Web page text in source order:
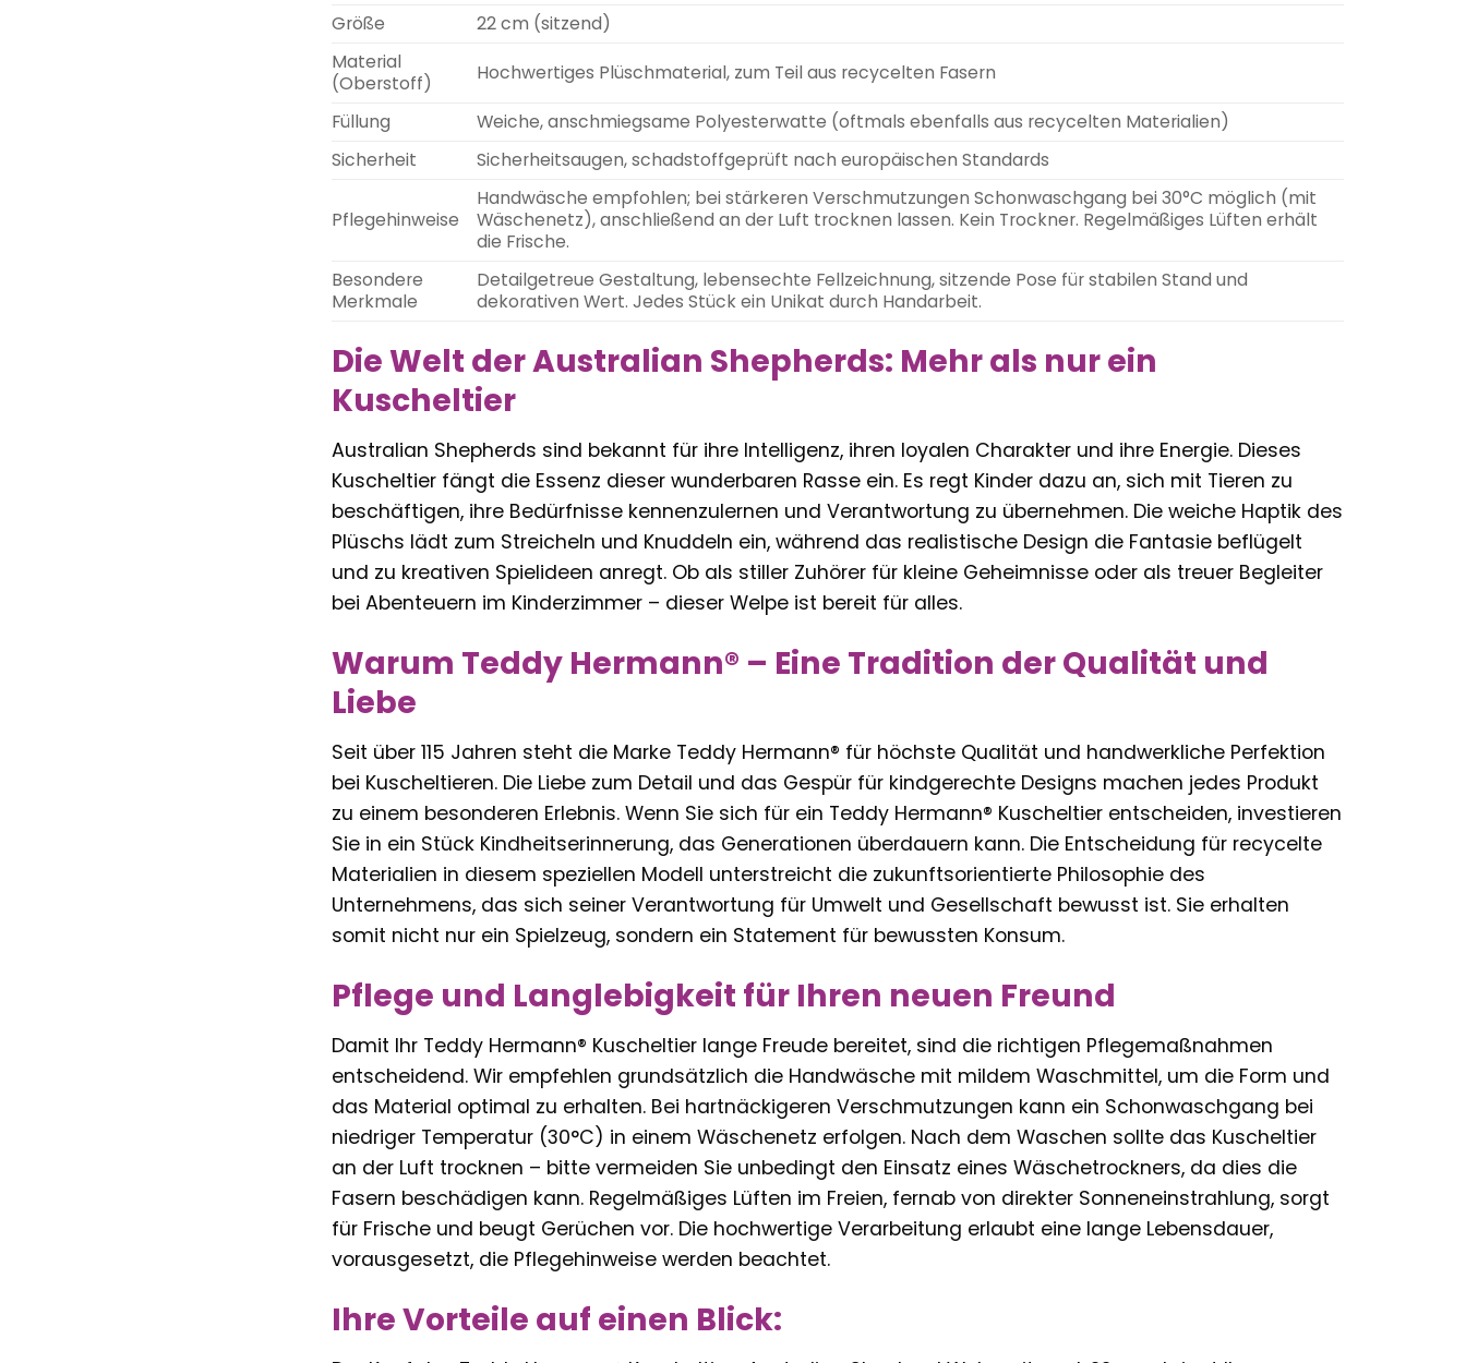
Größe
22 cm (sitzend)
Material
(Oberstoff)
Hochwertiges Plüschmaterial, zum Teil aus recycelten Fasern
Füllung
Weiche, anschmiegsame Polyesterwatte (oftmals ebenfalls aus recycelten Materialien)
Sicherheit
Sicherheitsaugen, schadstoffgeprüft nach europäischen Standards
Pflegehinweise
Handwäsche empfohlen; bei stärkeren Verschmutzungen Schonwaschgang bei 30°C möglich (mit
Wäschenetz), anschließend an der Luft trocknen lassen. Kein Trockner. Regelmäßiges Lüften erhält
die Frische.
Besondere
Merkmale
Detailgetreue Gestaltung, lebensechte Fellzeichnung, sitzende Pose für stabilen Stand und
dekorativen Wert. Jedes Stück ein Unikat durch Handarbeit.
Die Welt der Australian Shepherds: Mehr als nur ein
Kuscheltier
Australian Shepherds sind bekannt für ihre Intelligenz, ihren loyalen Charakter und ihre Energie. Dieses
Kuscheltier fängt die Essenz dieser wunderbaren Rasse ein. Es regt Kinder dazu an, sich mit Tieren zu
beschäftigen, ihre Bedürfnisse kennenzulernen und Verantwortung zu übernehmen. Die weiche Haptik des
Plüschs lädt zum Streicheln und Knuddeln ein, während das realistische Design die Fantasie beflügelt
und zu kreativen Spielideen anregt. Ob als stiller Zuhörer für kleine Geheimnisse oder als treuer Begleiter
bei Abenteuern im Kinderzimmer – dieser Welpe ist bereit für alles.
Warum Teddy Hermann® – Eine Tradition der Qualität und
Liebe
Seit über 115 Jahren steht die Marke Teddy Hermann® für höchste Qualität und handwerkliche Perfektion
bei Kuscheltieren. Die Liebe zum Detail und das Gespür für kindgerechte Designs machen jedes Produkt
zu einem besonderen Erlebnis. Wenn Sie sich für ein Teddy Hermann® Kuscheltier entscheiden, investieren
Sie in ein Stück Kindheitserinnerung, das Generationen überdauern kann. Die Entscheidung für recycelte
Materialien in diesem speziellen Modell unterstreicht die zukunftsorientierte Philosophie des
Unternehmens, das sich seiner Verantwortung für Umwelt und Gesellschaft bewusst ist. Sie erhalten
somit nicht nur ein Spielzeug, sondern ein Statement für bewussten Konsum.
Pflege und Langlebigkeit für Ihren neuen Freund
Damit Ihr Teddy Hermann® Kuscheltier lange Freude bereitet, sind die richtigen Pflegemaßnahmen
entscheidend. Wir empfehlen grundsätzlich die Handwäsche mit mildem Waschmittel, um die Form und
das Material optimal zu erhalten. Bei hartnäckigeren Verschmutzungen kann ein Schonwaschgang bei
niedriger Temperatur (30°C) in einem Wäschenetz erfolgen. Nach dem Waschen sollte das Kuscheltier
an der Luft trocknen – bitte vermeiden Sie unbedingt den Einsatz eines Wäschetrockners, da dies die
Fasern beschädigen kann. Regelmäßiges Lüften im Freien, fernab von direkter Sonneneinstrahlung, sorgt
für Frische und beugt Gerüchen vor. Die hochwertige Verarbeitung erlaubt eine lange Lebensdauer,
vorausgesetzt, die Pflegehinweise werden beachtet.
Ihre Vorteile auf einen Blick: